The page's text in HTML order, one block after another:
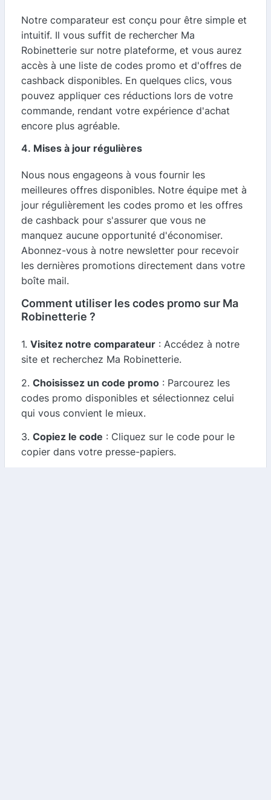
Notre comparateur est conçu pour être simple et
intuitif. Il vous suffit de rechercher Ma
Robinetterie sur notre plateforme, et vous aurez
accès à une liste de codes promo et d'offres de
cashback disponibles. En quelques clics, vous
pouvez appliquer ces réductions lors de votre
commande, rendant votre expérience d'achat
encore plus agréable.
4. Mises à jour régulières
Nous nous engageons à vous fournir les
meilleures offres disponibles. Notre équipe met à
jour régulièrement les codes promo et les offres
de cashback pour s'assurer que vous ne
manquez aucune opportunité d'économiser.
Abonnez-vous à notre newsletter pour recevoir
les dernières promotions directement dans votre
boîte mail.
Comment utiliser les codes promo sur Ma
Robinetterie ?
1. Visitez notre comparateur : Accédez à notre
site et recherchez Ma Robinetterie.
2. Choisissez un code promo : Parcourez les
codes promo disponibles et sélectionnez celui
qui vous convient le mieux.
3. Copiez le code : Cliquez sur le code pour le
copier dans votre presse-papiers.